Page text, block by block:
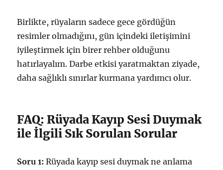
Birlikte, rüyaların sadece gece gördüğün
resimler olmadığını, gün içindeki iletişimini
iyileştirmek için birer rehber olduğunu
hatırlayalım. Darbe etkisi yaratmaktan ziyade,
daha sağlıklı sınırlar kurmana yardımcı olur.
FAQ: Rüyada Kayıp Sesi Duymak
ile İlgili Sık Sorulan Sorular
Soru 1: Rüyada kayıp sesi duymak ne anlama